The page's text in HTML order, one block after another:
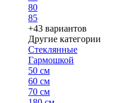
80
85
+43 вариантов
Другие категории
Стеклянные
Гармошкой
50 см
60 см
70 см